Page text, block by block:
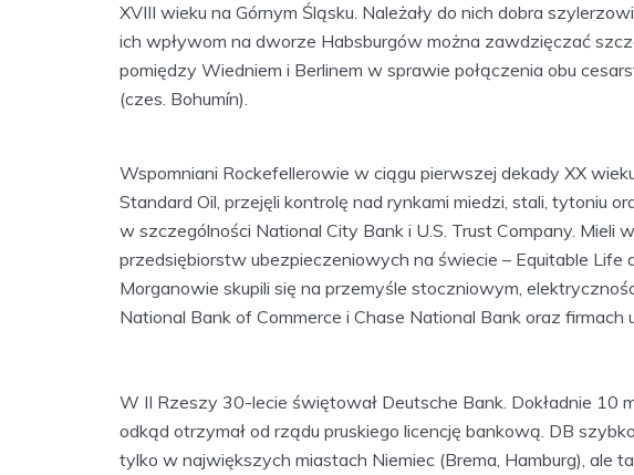
XVIII wieku na Górnym Śląsku. Należały do nich dobra
ich wpływom na dworze Habsburgów można zawdzięczać
pomiędzy Wiedniem i Berlinem w sprawie połączenia obu
(czes. Bohumín).
Wspomniani Rockefellerowie w ciągu pierwszej dekady XX
Standard Oil, przejęli kontrolę nad rynkami miedzi, stali, tytoniu
w szczególności National City Bank i U.S. Trust Company. Mieli
przedsiębiorstw ubezpieczeniowych na świecie – Equitable Life
Morganowie skupili się na przemyśle stoczniowym,
National Bank of Commerce i Chase National Bank oraz firmach
W II Rzeszy 30-lecie świętował Deutsche Bank. Dokładnie 10
odkąd otrzymał od rządu pruskiego licencję bankową. DB
tylko w największych miastach Niemiec (Brema, Hamburg), ale